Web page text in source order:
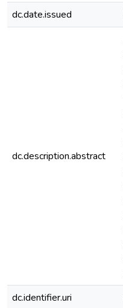
dc.date.issued
dc.description.abstract
dc.identifier.uri